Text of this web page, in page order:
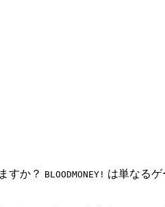
すか？ BLOODMONEY! は単なる